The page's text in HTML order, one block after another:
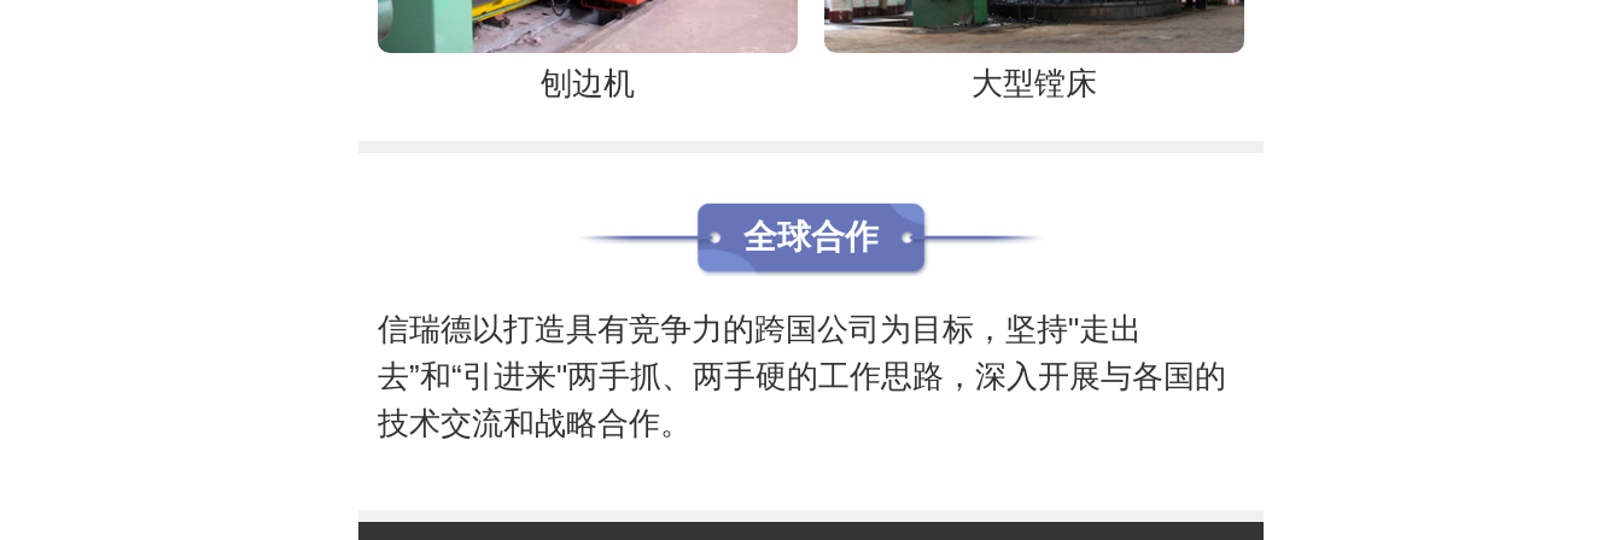
刨边机 大型镗床
全球合作
信瑞德以打造具有竞争力的跨国公司为目标，坚持"走出
去”和“引进来"两手抓、两手硬的工作思路，深入开展与各国的
技术交流和战略合作。